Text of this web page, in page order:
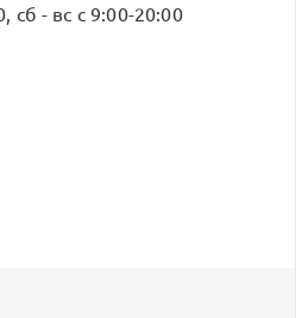
сб - вс с 9:00-20:00